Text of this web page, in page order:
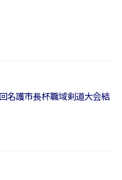
名護市長杯職域剣道大会結